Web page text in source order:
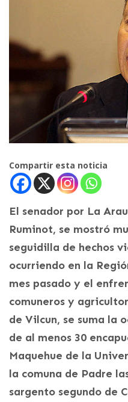
Compartir esta noticia
El senador por La
Ruminot, se mostró
seguidilla de hechos
ocurriendo en la
mes pasado y el
comuneros y
de Vilcun, se suma la
de al menos 30
Maquehue de la
la comuna de Padre
sargento segundo de